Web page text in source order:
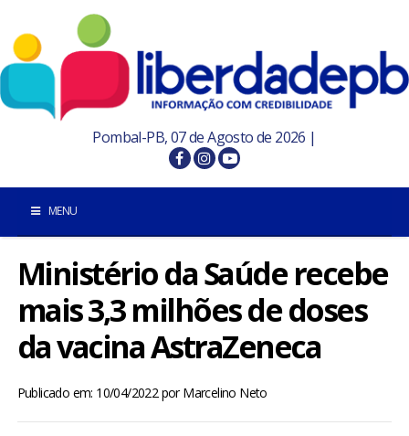
Pombal-PB, 07 de Agosto de 2026 |
MENU
INÍCIO
POMBAL E REGIÃO
BRASIL
Ministério da Saúde recebe
mais 3,3 milhões de doses
da vacina AstraZeneca
Publicado em: 10/04/2022porMarcelino Neto